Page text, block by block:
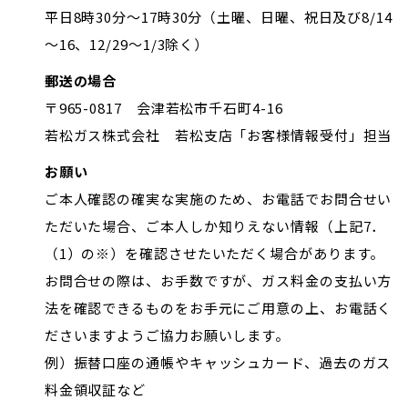
平日8時30分～17時30分（土曜、日曜、祝日及び8/14
～16、12/29～1/3除く）
郵送の場合
〒965-0817 会津若松市千石町4-16
若松ガス株式会社 若松支店「お客様情報受付」担当
お願い
ご本人確認の確実な実施のため、お電話でお問合せい
ただいた場合、ご本人しか知りえない情報（上記7．
（1）の※）を確認させたいただく場合があります。
お問合せの際は、お手数ですが、ガス料金の支払い方
法を確認できるものをお手元にご用意の上、お電話く
ださいますようご協力お願いします。
例）振替口座の通帳やキャッシュカード、過去のガス
料金領収証など